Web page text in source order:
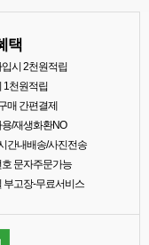
택
시 2천원적립
1천원적립
매 간편결제
/재생화환NO
간내배송/사진전송
문자주문가능
부고장-무료서비스